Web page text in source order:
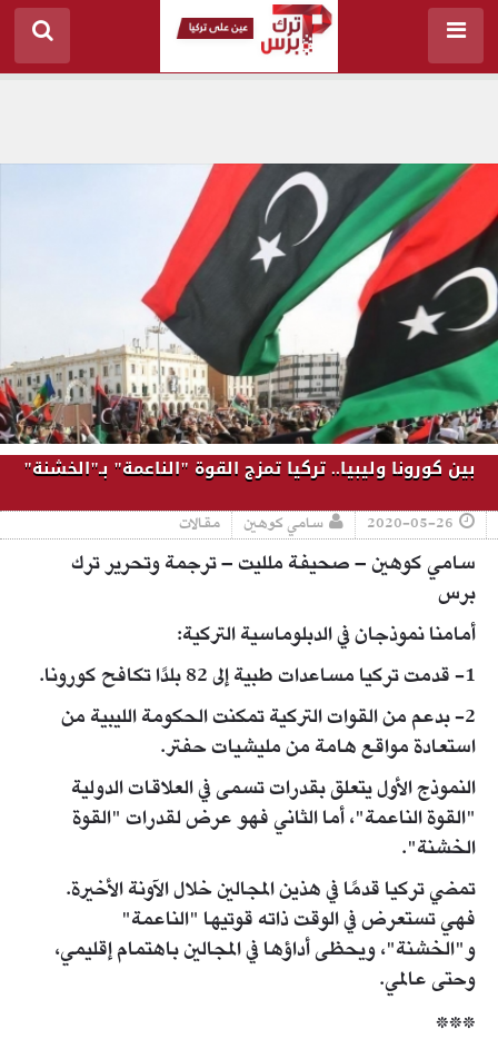
بين كورونا وليبيا.. تركيا تمزج القوة "الناعمة" بـ"الخشنة"
2020-05-26 سامي كوهين مقالات
سامي كوهين – صحيفة ملليت – ترجمة وتحرير ترك
برس
أمامنا نموذجان في الدبلوماسية التركية:
1- قدمت تركيا مساعدات طبية إلى 82 بلدًا تكافح كورونا.
2- بدعم من القوات التركية تمكنت الحكومة الليبية من
استعادة مواقع هامة من مليشيات حفتر.
النموذج الأول يتعلق بقدرات تسمى في العلاقات الدولية
"القوة الناعمة"، أما الثاني فهو عرض لقدرات "القوة
الخشنة".
تمضي تركيا قدمًا في هذين المجالين خلال الآونة الأخيرة.
فهي تستعرض في الوقت ذاته قوتيها "الناعمة"
و"الخشنة"، ويحظى أداؤها في المجالين باهتمام إقليمي،
وحتى عالمي.
***